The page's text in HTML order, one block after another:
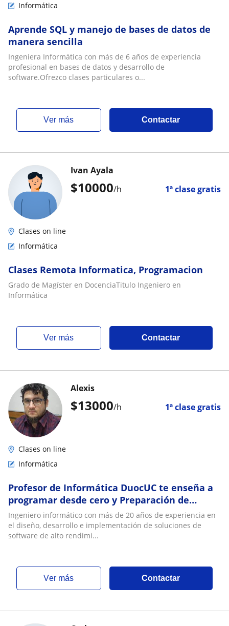
Informática
Aprende SQL y manejo de bases de datos de
manera sencilla
Ingeniera Informática con más de 6 años de experiencia
profesional en bases de datos y desarrollo de
software.Ofrezco clases particulares o...
ver más Contactar
$10000/h 1ª clase gratis
Ivan Ayala
Clases on line
Informática
Clases Remota Informatica, Programacion
Grado de Magíster en DocenciaTitulo Ingeniero en
Informática
ver más Contactar
$13000/h 1ª clase gratis
Alexis
Clases on line
Informática
Profesor de Informática DuocUC te enseña a
programar desde cero y Preparación de
exámenes de grado de informática
Ingeniero informático con más de 20 años de experiencia en
el diseño, desarrollo e implementación de soluciones de
software de alto rendimi...
ver más Contactar